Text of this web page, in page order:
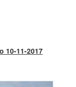
10-11-2017